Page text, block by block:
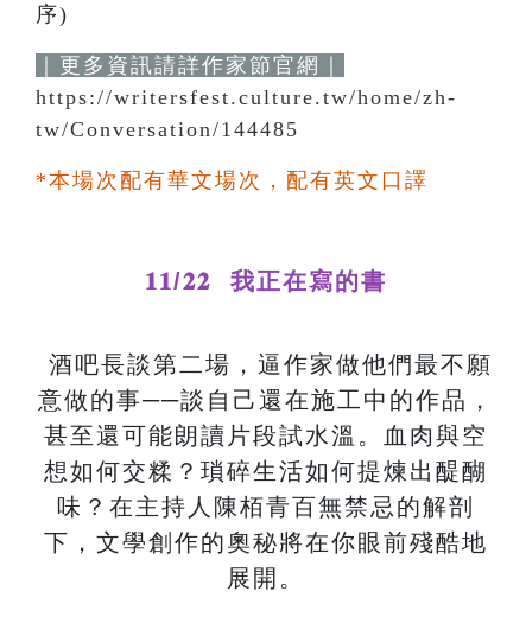
序)
｜更多資訊請詳作家節官網｜
https://writersfest.culture.tw/home/zh-
tw/Conversation/144485
*本場次配有華文場次，配有英文口譯
𝟏𝟏/𝟐𝟐 我正在寫的書
酒吧長談第二場，逼作家做他們最不願
意做的事──談自己還在施工中的作品，
甚至還可能朗讀片段試水溫。血肉與空
想如何交糅？瑣碎生活如何提煉出醍醐
味？在主持人陳栢青百無禁忌的解剖
下，文學創作的奧秘將在你眼前殘酷地
展開。